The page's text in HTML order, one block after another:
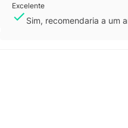
Excelente
Sim, recomendaria a um